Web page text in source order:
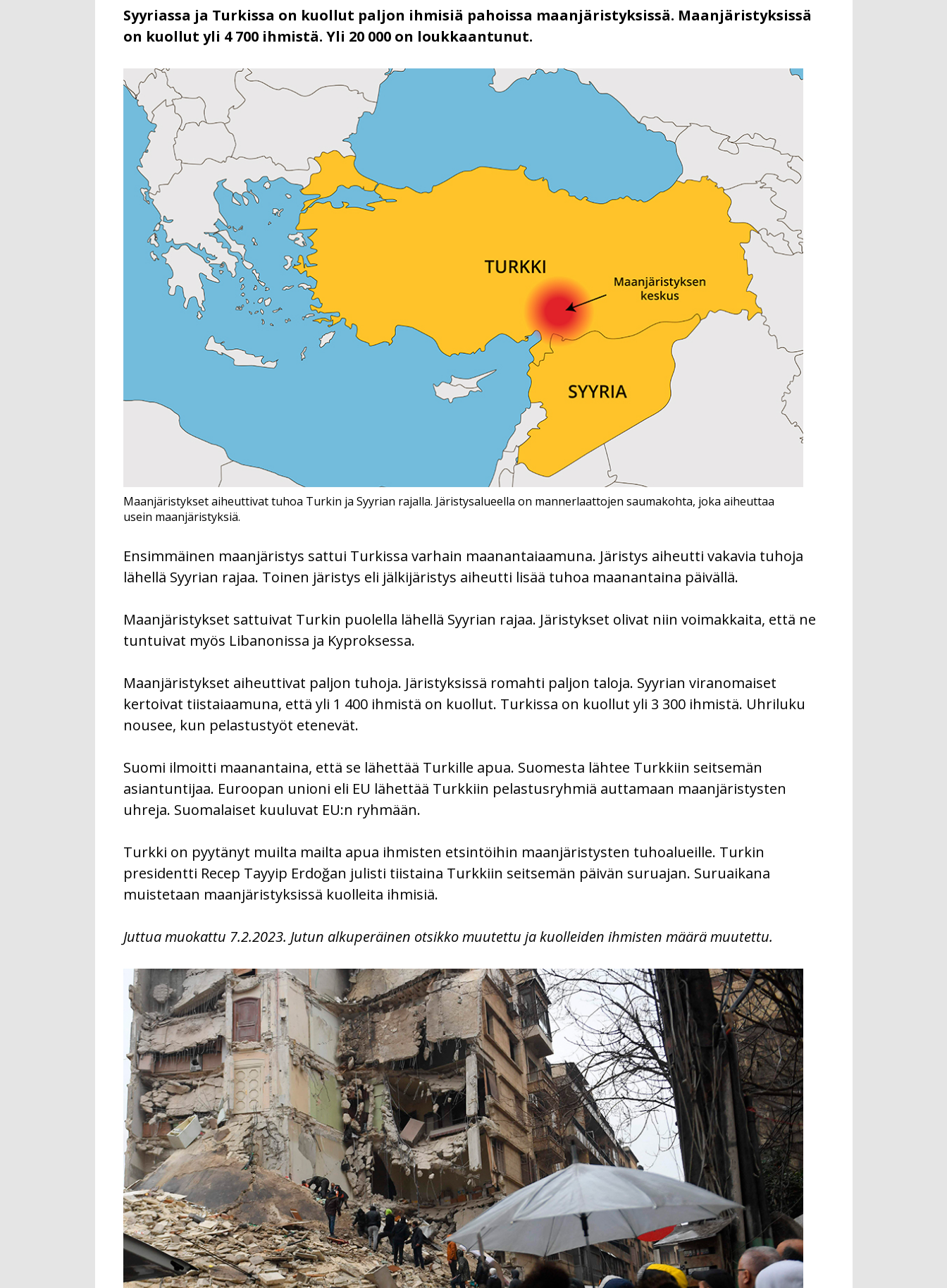
Syyriassa ja Turkissa on kuollut paljon ihmisiä pahoissa maanjäristyksissä. Maanjäristyksissä
on kuollut yli 4 700 ihmistä. Yli 20 000 on loukkaantunut.
Maanjäristykset aiheuttivat tuhoa Turkin ja Syyrian rajalla. Järistysalueella on mannerlaattojen saumakohta, joka aiheuttaa
usein maanjäristyksiä.
Ensimmäinen maanjäristys sattui Turkissa varhain maanantaiaamuna. Järistys aiheutti vakavia tuhoja
lähellä Syyrian rajaa. Toinen järistys eli jälkijäristys aiheutti lisää tuhoa maanantaina päivällä.
Maanjäristykset sattuivat Turkin puolella lähellä Syyrian rajaa. Järistykset olivat niin voimakkaita, että ne
tuntuivat myös Libanonissa ja Kyproksessa.
Maanjäristykset aiheuttivat paljon tuhoja. Järistyksissä romahti paljon taloja. Syyrian viranomaiset
kertoivat tiistaiaamuna, että yli 1 400 ihmistä on kuollut. Turkissa on kuollut yli 3 300 ihmistä. Uhriluku
nousee, kun pelastustyöt etenevät.
Suomi ilmoitti maanantaina, että se lähettää Turkille apua. Suomesta lähtee Turkkiin seitsemän
asiantuntijaa. Euroopan unioni eli EU lähettää Turkkiin pelastusryhmiä auttamaan maanjäristysten
uhreja. Suomalaiset kuuluvat EU:n ryhmään.
Turkki on pyytänyt muilta mailta apua ihmisten etsintöihin maanjäristysten tuhoalueille. Turkin
presidentti Recep Tayyip Erdoğan julisti tiistaina Turkkiin seitsemän päivän suruajan. Suruaikana
muistetaan maanjäristyksissä kuolleita ihmisiä.
Juttua muokattu 7.2.2023. Jutun alkuperäinen otsikko muutettu ja kuolleiden ihmisten määrä muutettu.